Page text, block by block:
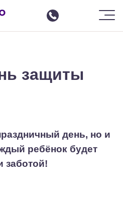
Ф
ВЫКЛ СБРОСИТЬ
процессора
защиты
день, но и
ребёнок будет
заботой!